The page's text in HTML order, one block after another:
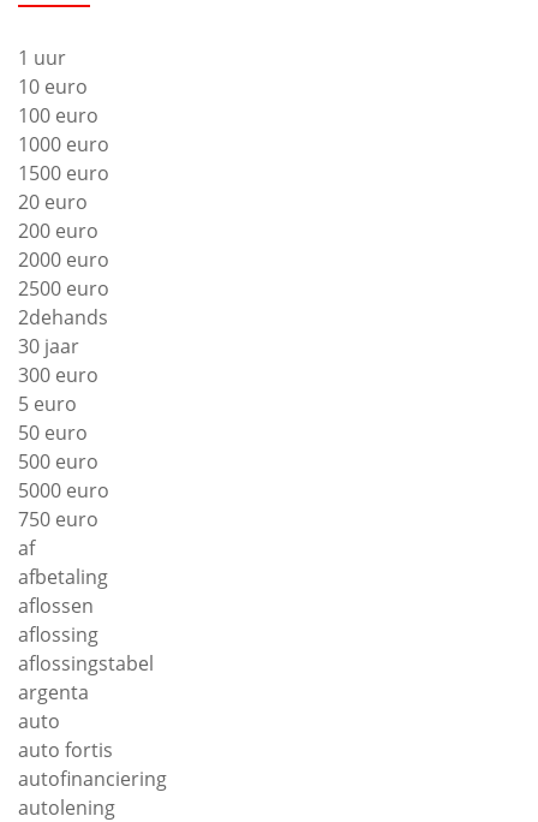
1 uur
10 euro
100 euro
1000 euro
1500 euro
20 euro
200 euro
2000 euro
2500 euro
2dehands
30 jaar
300 euro
5 euro
50 euro
500 euro
5000 euro
750 euro
af
afbetaling
aflossen
aflossing
aflossingstabel
argenta
auto
auto fortis
autofinanciering
autolening